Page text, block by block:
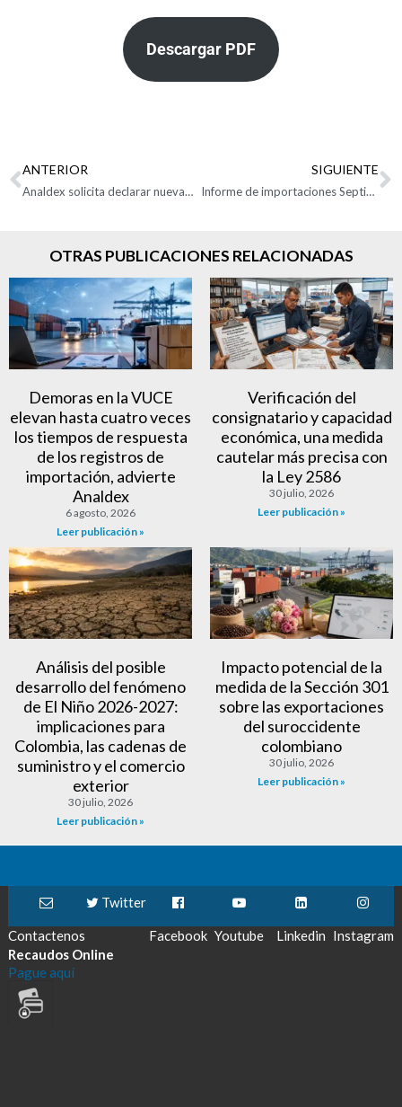
Descargar PDF
ANTERIOR
Analdex solicita declarar nuevamente la contingencia de los servicios informáticos hasta que se garantice su operabilidad absoluta e ininterrumpida
SIGUIENTE
Informe de importaciones Septiembre 2023
OTRAS PUBLICACIONES RELACIONADAS
Demoras en la VUCE
elevan hasta cuatro veces
los tiempos de respuesta
de los registros de
importación, advierte
Analdex
6 agosto, 2026
Leer publicación »
Verificación del
consignatario y capacidad
económica, una medida
cautelar más precisa con
la Ley 2586
30 julio, 2026
Leer publicación »
Análisis del posible
desarrollo del fenómeno
de El Niño 2026-2027:
implicaciones para
Colombia, las cadenas de
suministro y el comercio
exterior
30 julio, 2026
Leer publicación »
Impacto potencial de la
medida de la Sección 301
sobre las exportaciones
del suroccidente
colombiano
30 julio, 2026
Leer publicación »
Contactenos
Twitter
Facebook Youtube Linkedin Instagram
Recaudos Online
Pague aquí